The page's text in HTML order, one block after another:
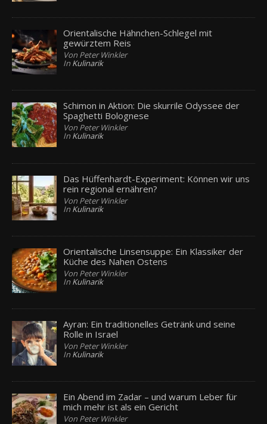
Orientalische Hähnchen-Schlegel mit
gewürztem Reis
Von Peter Winkler
In Kulinarik
Schimon in Aktion: Die skurrile Odyssee der
Spaghetti Bolognese
Von Peter Winkler
In Kulinarik
Das Hüffenhardt-Experiment: Können wir uns
rein regional ernähren?
Von Peter Winkler
In Kulinarik
Orientalische Linsensuppe: Ein Klassiker der
Küche des Nahen Ostens
Von Peter Winkler
In Kulinarik
Ayran: Ein traditionelles Getränk und seine
Rolle in Israel
Von Peter Winkler
In Kulinarik
Ein Abend im Zadar – und warum Leber für
mich mehr ist als ein Gericht
Von Peter Winkler